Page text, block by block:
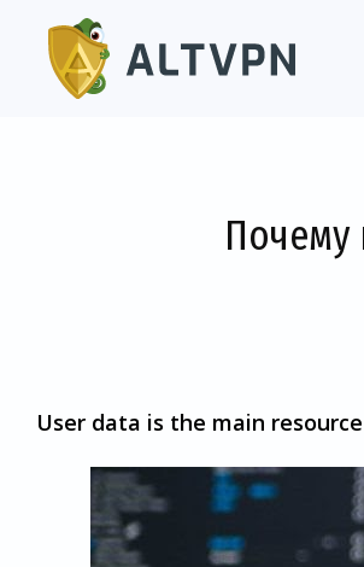
Почему
User data is the main resource